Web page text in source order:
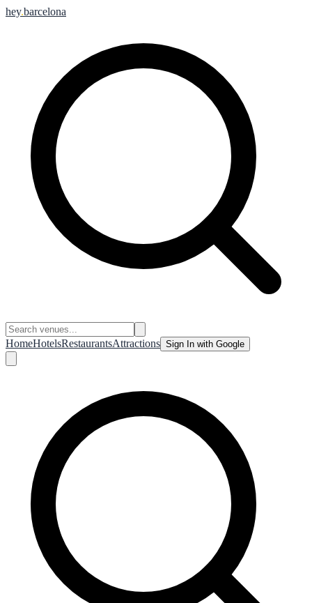
hey.barcelona
HomeHotelsRestaurantsAttractions Sign In with Google